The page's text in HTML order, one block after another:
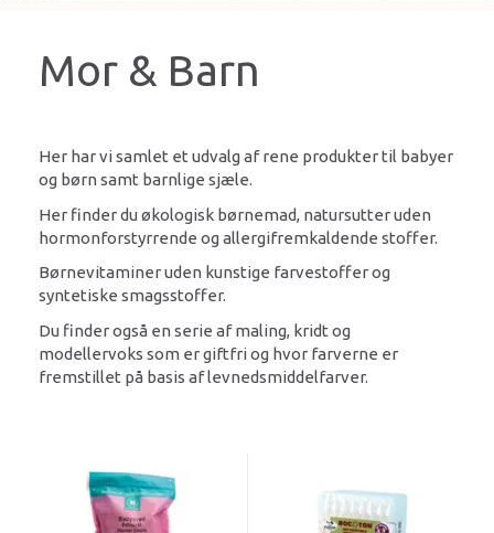
Mor & Barn
Her har vi samlet et udvalg af rene produkter til babyer
og børn samt barnlige sjæle.
Her finder du økologisk børnemad, natursutter uden
hormonforstyrrende og allergifremkaldende stoffer.
Børnevitaminer uden kunstige farvestoffer og
syntetiske smagsstoffer.
Du finder også en serie af maling, kridt og
modellervoks som er giftfri og hvor farverne er
fremstillet på basis af levnedsmiddelfarver.